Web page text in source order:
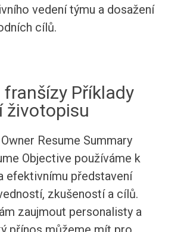
vedení týmu a dosažení
cílů.
Příklady
životopisu
Resume Summary
Objective používáme k
efektivnímu představení
zkušeností a cílů.
zaujmout personalisty a